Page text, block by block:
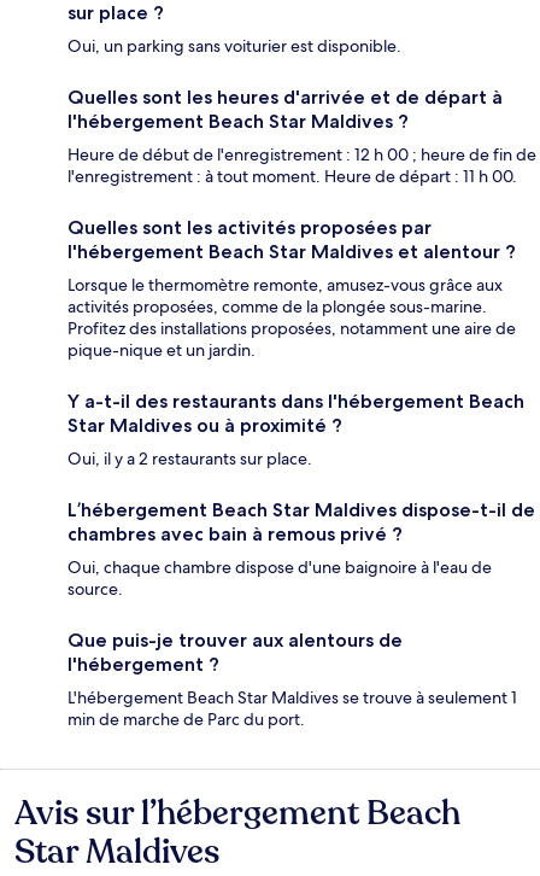
sur place ?
Oui, un parking sans voiturier est disponible.
Quelles sont les heures d'arrivée et de départ à
l'hébergement Beach Star Maldives ?
Heure de début de l'enregistrement : 12 h 00 ; heure de fin de
l'enregistrement : à tout moment. Heure de départ : 11 h 00.
Quelles sont les activités proposées par
l'hébergement Beach Star Maldives et alentour ?
Lorsque le thermomètre remonte, amusez-vous grâce aux
activités proposées, comme de la plongée sous-marine.
Profitez des installations proposées, notamment une aire de
pique-nique et un jardin.
Y a-t-il des restaurants dans l'hébergement Beach
Star Maldives ou à proximité ?
Oui, il y a 2 restaurants sur place.
L’hébergement Beach Star Maldives dispose-t-il de
chambres avec bain à remous privé ?
Oui, chaque chambre dispose d'une baignoire à l'eau de
source.
Que puis-je trouver aux alentours de
l'hébergement ?
L'hébergement Beach Star Maldives se trouve à seulement 1
min de marche de Parc du port.
Avis
Avis sur l’hébergement Beach
Star Maldives